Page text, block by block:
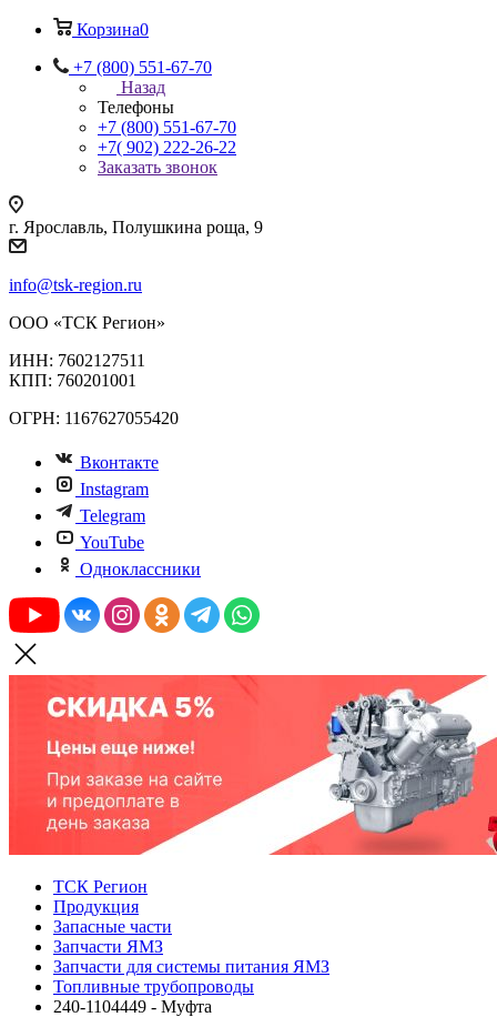
Корзина0
+7 (800) 551-67-70
Назад
Телефоны
+7 (800) 551-67-70
+7( 902) 222-26-22
Заказать звонок
г. Ярославль, Полушкина роща, 9
info@tsk-region.ru
ООО «ТСК Регион»
ИНН: 7602127511
КПП: 760201001
ОГРН: 1167627055420
Вконтакте
Instagram
Telegram
YouTube
Одноклассники
ТСК Регион
Продукция
Запасные части
Запчасти ЯМЗ
Запчасти для системы питания ЯМЗ
Топливные трубопроводы
240-1104449 - Муфта